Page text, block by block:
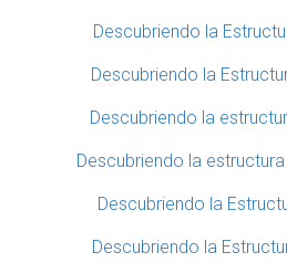
Descubriendo la
Descubriendo la
Descubriendo la
Descubriendo la
Descubriendo la
Descubriendo la